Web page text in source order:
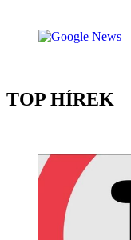
TOP HÍREK